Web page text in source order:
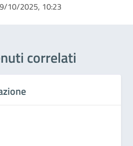
10/2025, 10:23
correlati